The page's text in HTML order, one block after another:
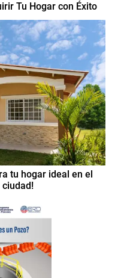
Tu Hogar con Éxito
tu hogar ideal en el